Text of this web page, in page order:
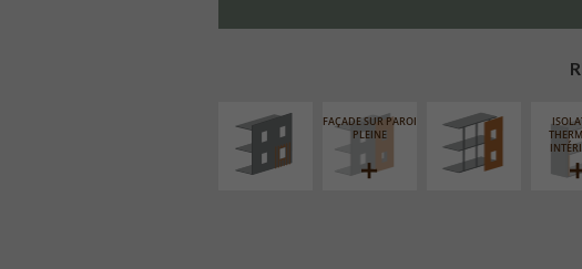
ISOLATION
FAÇADE SUR PAROI
PLEINE